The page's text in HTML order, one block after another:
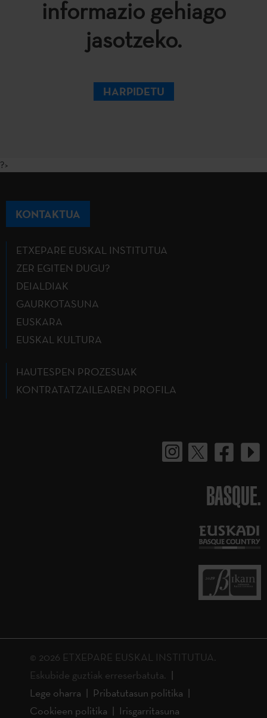
informazio gehiago
jasotzeko.
HARPIDETU
?>
KONTAKTUA
ETXEPARE EUSKAL INSTITUTUA
ZER EGITEN DUGU?
DEIALDIAK
GAURKOTASUNA
EUSKARA
EUSKAL KULTURA
HAUTESPEN PROZESUAK
KONTRATATZAILEAREN PROFILA
BASQUE.
© 2026 ETXEPARE EUSKAL INSTITUTUA.
Eskubide guztiak erreserbatuta.
Lege oharra
Pribatutasun politika
Cookieen politika
Irisgarritasuna